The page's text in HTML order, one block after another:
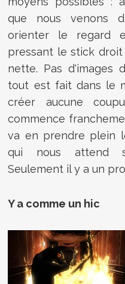
que nous venons
orienter le regard
pressant le stick
nette. Pas d'images
tout est fait dans le
créer aucune
commence
va en prendre plein
qui nous attend
Seulement il y a un
Y a comme un hic